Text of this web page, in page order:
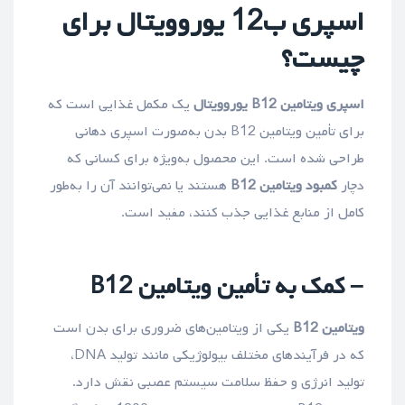
اسپری ب12 یوروویتال برای
چیست؟
اسپری ویتامین B12 یوروویتال
یک مکمل غذایی است که
برای تأمین ویتامین B12 بدن به‌صورت اسپری دهانی
طراحی شده است. این محصول به‌ویژه برای کسانی که
دچارکمبود ویتامین B12
هستند یا نمی‌توانند آن را به‌طور
کامل از منابع غذایی جذب کنند، مفید است.
– کمک به تأمین ویتامین B12
ویتامین B12
یکی از ویتامین‌های ضروری برای بدن است
که در فرآیندهای مختلف بیولوژیکی مانند تولید DNA،
تولید انرژی و حفظ سلامت سیستم عصبی نقش دارد.